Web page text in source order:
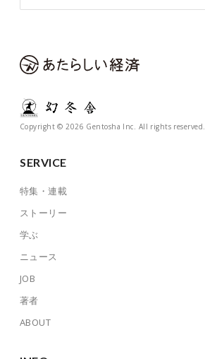
Copyright © 2026 Gentosha Inc. All rights reserved.
SERVICE
特集・連載
ストーリー
学ぶ
ニュース
JOB
著者
ABOUT